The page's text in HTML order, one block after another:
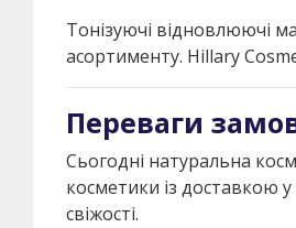
Тонізуючі відновлюючі
асортименту. Hillary
Переваги
Сьогодні натуральна
косметики із доставкою у
свіжості.